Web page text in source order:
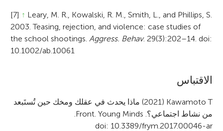
[7] ↑ Leary, M. R., Kowalski, R. M., Smith, L., and Phillips, S.
2003. Teasing, rejection, and violence: case studies of
the school shootings.Aggress. Behav. 29(3):202–14. doi:
10.1002/ab.10061
A
r
t
الاقتباس
(2021) Kawamoto Tماذا يحدث في عقلك ومخك حين تُستَبعد
من نشاط اجتماعي؟. Front. Young Minds
.
doi: 10.3389/frym.2017.00046-ar